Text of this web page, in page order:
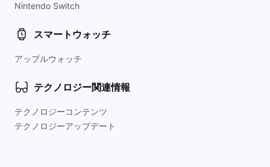
Nintendo Switch
スマートウォッチ
アップルウォッチ
テクノロジー関連情報
テクノロジーコンテンツ
テクノロジーアップデート